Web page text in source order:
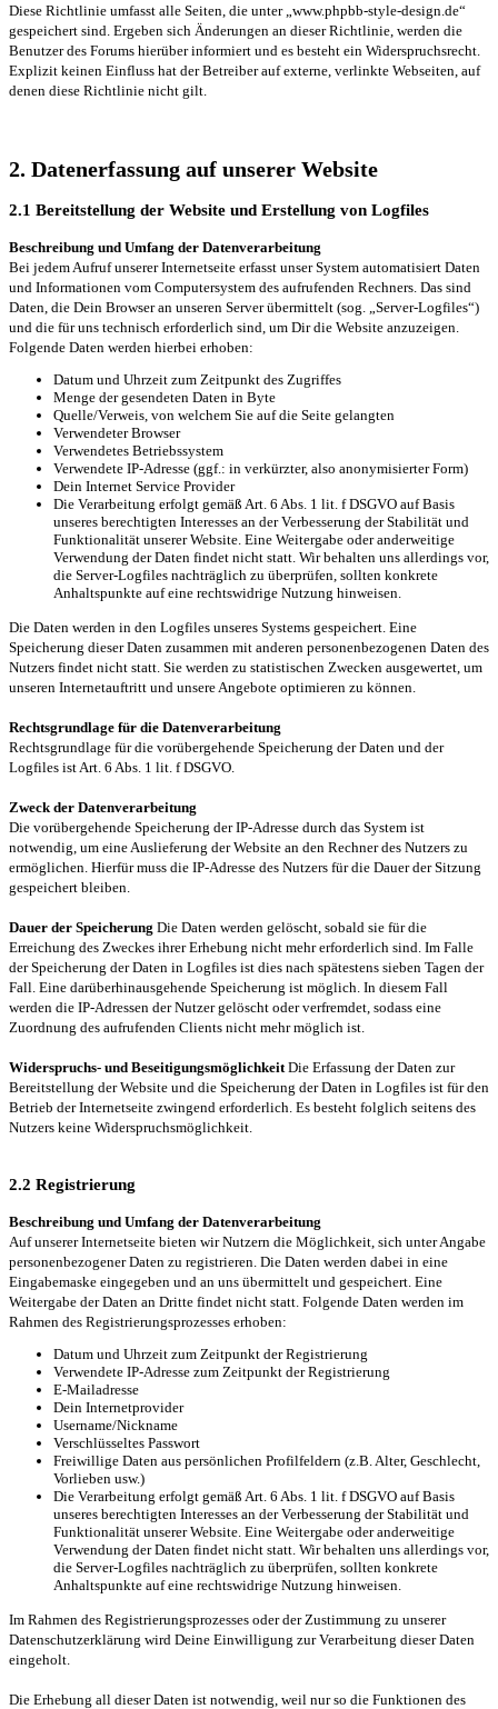
Diese Richtlinie umfasst alle Seiten, die unter „www.phpbb-style-design.de“
gespeichert sind. Ergeben sich Änderungen an dieser Richtlinie, werden die
Benutzer des Forums hierüber informiert und es besteht ein Widerspruchsrecht.
Explizit keinen Einfluss hat der Betreiber auf externe, verlinkte Webseiten, auf
denen diese Richtlinie nicht gilt.
2. Datenerfassung auf unserer Website
2.1 Bereitstellung der Website und Erstellung von Logfiles
Beschreibung und Umfang der Datenverarbeitung
Bei jedem Aufruf unserer Internetseite erfasst unser System automatisiert Daten
und Informationen vom Computersystem des aufrufenden Rechners. Das sind
Daten, die Dein Browser an unseren Server übermittelt (sog. „Server-Logfiles“)
und die für uns technisch erforderlich sind, um Dir die Website anzuzeigen.
Folgende Daten werden hierbei erhoben:
Datum und Uhrzeit zum Zeitpunkt des Zugriffes
Menge der gesendeten Daten in Byte
Quelle/Verweis, von welchem Sie auf die Seite gelangten
Verwendeter Browser
Verwendetes Betriebssystem
Verwendete IP-Adresse (ggf.: in verkürzter, also anonymisierter Form)
Dein Internet Service Provider
Die Verarbeitung erfolgt gemäß Art. 6 Abs. 1 lit. f DSGVO auf Basis
unseres berechtigten Interesses an der Verbesserung der Stabilität und
Funktionalität unserer Website. Eine Weitergabe oder anderweitige
Verwendung der Daten findet nicht statt. Wir behalten uns allerdings vor,
die Server-Logfiles nachträglich zu überprüfen, sollten konkrete
Anhaltspunkte auf eine rechtswidrige Nutzung hinweisen.
Die Daten werden in den Logfiles unseres Systems gespeichert. Eine
Speicherung dieser Daten zusammen mit anderen personenbezogenen Daten des
Nutzers findet nicht statt. Sie werden zu statistischen Zwecken ausgewertet, um
unseren Internetauftritt und unsere Angebote optimieren zu können.
Rechtsgrundlage für die Datenverarbeitung
Rechtsgrundlage für die vorübergehende Speicherung der Daten und der
Logfiles ist Art. 6 Abs. 1 lit. f DSGVO.
Zweck der Datenverarbeitung
Die vorübergehende Speicherung der IP-Adresse durch das System ist
notwendig, um eine Auslieferung der Website an den Rechner des Nutzers zu
ermöglichen. Hierfür muss die IP-Adresse des Nutzers für die Dauer der Sitzung
gespeichert bleiben.
Dauer der Speicherung Die Daten werden gelöscht, sobald sie für die
Erreichung des Zweckes ihrer Erhebung nicht mehr erforderlich sind. Im Falle
der Speicherung der Daten in Logfiles ist dies nach spätestens sieben Tagen der
Fall. Eine darüberhinausgehende Speicherung ist möglich. In diesem Fall
werden die IP-Adressen der Nutzer gelöscht oder verfremdet, sodass eine
Zuordnung des aufrufenden Clients nicht mehr möglich ist.
Widerspruchs- und BeseitigungsmöglichkeitDie Erfassung der Daten zur
Bereitstellung der Website und die Speicherung der Daten in Logfiles ist für den
Betrieb der Internetseite zwingend erforderlich. Es besteht folglich seitens des
Nutzers keine Widerspruchsmöglichkeit.
2.2 Registrierung
Beschreibung und Umfang der Datenverarbeitung
Auf unserer Internetseite bieten wir Nutzern die Möglichkeit, sich unter Angabe
personenbezogener Daten zu registrieren. Die Daten werden dabei in eine
Eingabemaske eingegeben und an uns übermittelt und gespeichert. Eine
Weitergabe der Daten an Dritte findet nicht statt. Folgende Daten werden im
Rahmen des Registrierungsprozesses erhoben:
Datum und Uhrzeit zum Zeitpunkt der Registrierung
Verwendete IP-Adresse zum Zeitpunkt der Registrierung
E-Mailadresse
Dein Internetprovider
Username/Nickname
Verschlüsseltes Passwort
Freiwillige Daten aus persönlichen Profilfeldern (z.B. Alter, Geschlecht,
Vorlieben usw.)
Die Verarbeitung erfolgt gemäß Art. 6 Abs. 1 lit. f DSGVO auf Basis
unseres berechtigten Interesses an der Verbesserung der Stabilität und
Funktionalität unserer Website. Eine Weitergabe oder anderweitige
Verwendung der Daten findet nicht statt. Wir behalten uns allerdings vor,
die Server-Logfiles nachträglich zu überprüfen, sollten konkrete
Anhaltspunkte auf eine rechtswidrige Nutzung hinweisen.
Im Rahmen des Registrierungsprozesses oder der Zustimmung zu unserer
Datenschutzerklärung wird Deine Einwilligung zur Verarbeitung dieser Daten
eingeholt.
Die Erhebung all dieser Daten ist notwendig, weil nur so die Funktionen des